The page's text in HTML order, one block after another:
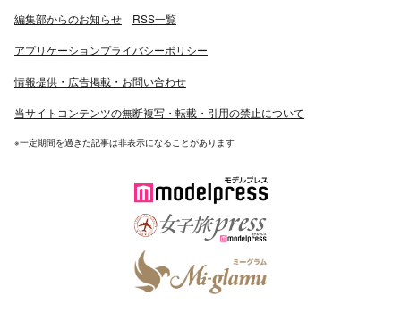
編集部からのお知らせ RSS一覧
アプリケーションプライバシーポリシー
情報提供・広告掲載・お問い合わせ
当サイトコンテンツの無断複写・転載・引用の禁止について
※一定期間を過ぎた記事は非表示になることがあります